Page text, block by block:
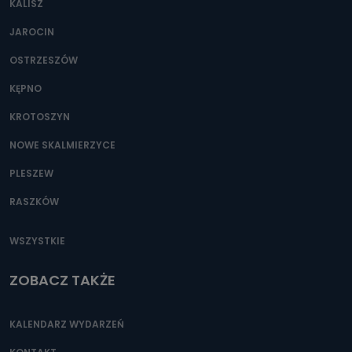
Można to zrobić pod numerem telefonu 62 735-51-05 lub
KALISZ
JAROCIN
OSTRZESZÓW
KĘPNO
KROTOSZYN
NOWE SKALMIERZYCE
PLESZEW
RASZKÓW
WSZYSTKIE
ZOBACZ TAKŻE
KALENDARZ WYDARZEŃ